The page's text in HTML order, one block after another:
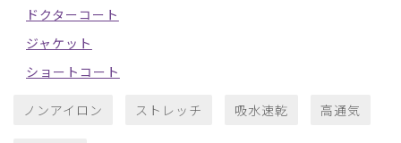
ドクターコート
ジャケット
ショートコート
ノンアイロン ストレッチ 吸水速乾 高通気